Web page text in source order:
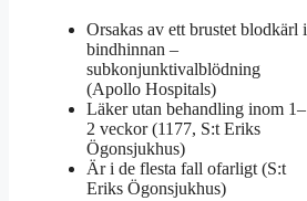
Orsakas av ett brustet blodkärl i
bindhinnan –
subkonjunktivalblödning
(Apollo Hospitals)
Läker utan behandling inom 1–
2 veckor (1177, S:t Eriks
Ögonsjukhus)
Är i de flesta fall ofarligt (S:t
Eriks Ögonsjukhus)